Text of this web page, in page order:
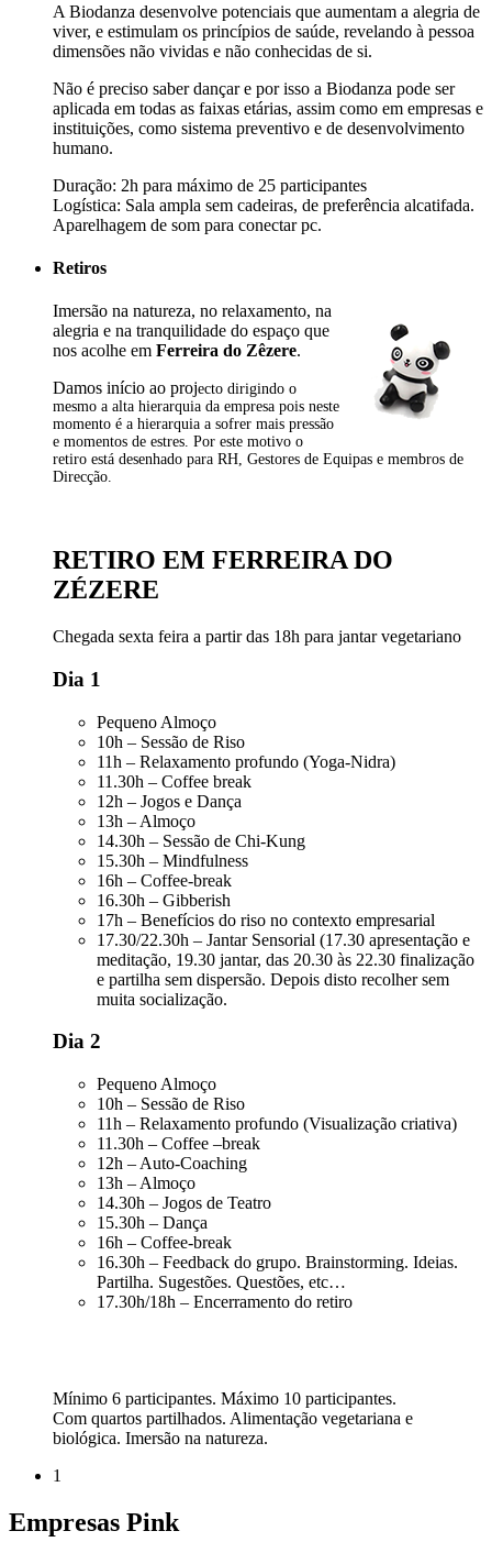
A Biodanza desenvolve potenciais que aumentam a alegria de
viver, e estimulam os princípios de saúde, revelando à pessoa
dimensões não vividas e não conhecidas de si.
Não é preciso saber dançar e por isso a Biodanza pode ser
aplicada em todas as faixas etárias, assim como em empresas e
instituições, como sistema preventivo e de desenvolvimento
humano.
Duração: 2h para máximo de 25 participantes
Logística: Sala ampla sem cadeiras, de preferência alcatifada.
Aparelhagem de som para conectar pc.
Retiros
Imersão na natureza, no relaxamento, na
alegria e na tranquilidade do espaço que
nos acolhe em Ferreira do Zêzere.
Damos início ao projecto dirigindo o
mesmo a alta hierarquia da empresa pois neste
momento é a hierarquia a sofrer mais pressão
e momentos de estres. Por este motivo o
retiro está desenhado para RH, Gestores de Equipas e membros de
Direcção.
RETIRO EM FERREIRA DO
ZÉZERE
Chegada sexta feira a partir das 18h para jantar vegetariano
Dia 1
Pequeno Almoço
10h – Sessão de Riso
11h – Relaxamento profundo (Yoga-Nidra)
11.30h – Coffee break
12h – Jogos e Dança
13h – Almoço
14.30h – Sessão de Chi-Kung
15.30h – Mindfulness
16h – Coffee-break
16.30h – Gibberish
17h – Benefícios do riso no contexto empresarial
17.30/22.30h – Jantar Sensorial (17.30 apresentação e
meditação, 19.30 jantar, das 20.30 às 22.30 finalização
e partilha sem dispersão. Depois disto recolher sem
muita socialização.
Dia 2
Pequeno Almoço
10h – Sessão de Riso
11h – Relaxamento profundo (Visualização criativa)
11.30h – Coffee –break
12h – Auto-Coaching
13h – Almoço
14.30h – Jogos de Teatro
15.30h – Dança
16h – Coffee-break
16.30h – Feedback do grupo. Brainstorming. Ideias.
Partilha. Sugestões. Questões, etc…
17.30h/18h – Encerramento do retiro
Mínimo 6 participantes. Máximo 10 participantes.
Com quartos partilhados. Alimentação vegetariana e
biológica. Imersão na natureza.
1
Empresas Pink